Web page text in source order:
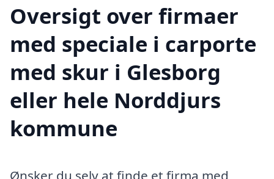
Oversigt over firmaer
med speciale i carporte
med skur i Glesborg
eller hele Norddjurs
kommune